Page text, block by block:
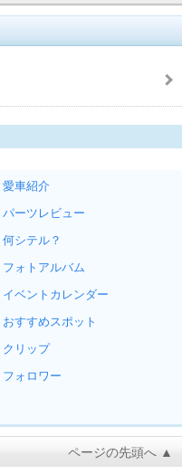
愛車紹介
パーツレビュー
何シテル？
フォトアルバム
イベントカレンダー
おすすめスポット
クリップ
フォロワー
ページの先頭へ ▲